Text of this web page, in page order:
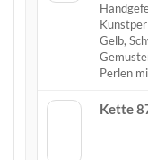
Gelb,
Perlen
Kette